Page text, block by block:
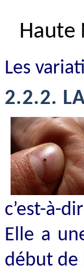
Haute
Les
2.2.2.
c’est-à-
Elle a
début de